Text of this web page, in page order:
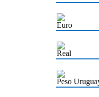
Euro
Real
Peso